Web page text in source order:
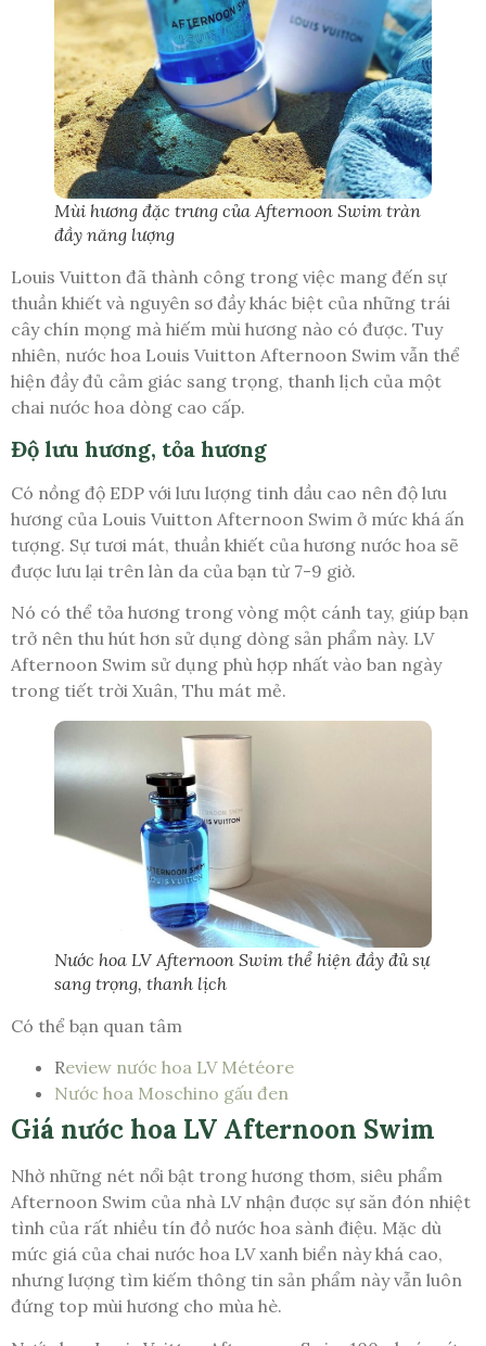
Mùi hương đặc trưng của Afternoon Swim tràn
đầy năng lượng
Louis Vuitton đã thành công trong việc mang đến sự
thuần khiết và nguyên sơ đầy khác biệt của những trái
cây chín mọng mà hiếm mùi hương nào có được. Tuy
nhiên, nước hoa Louis Vuitton Afternoon Swim vẫn thể
hiện đầy đủ cảm giác sang trọng, thanh lịch của một
chai nước hoa dòng cao cấp.
Độ lưu hương, tỏa hương
Có nồng độ EDP với lưu lượng tinh dầu cao nên độ lưu
hương của Louis Vuitton Afternoon Swim ở mức khá ấn
tượng. Sự tươi mát, thuần khiết của hương nước hoa sẽ
được lưu lại trên làn da của bạn từ 7-9 giờ.
Nó có thể tỏa hương trong vòng một cánh tay, giúp bạn
trở nên thu hút hơn sử dụng dòng sản phẩm này. LV
Afternoon Swim sử dụng phù hợp nhất vào ban ngày
trong tiết trời Xuân, Thu mát mẻ.
Nước hoa LV Afternoon Swim thể hiện đầy đủ sự
sang trọng, thanh lịch
Có thể bạn quan tâm
Review nước hoa LV Météore
Nước hoa Moschino gấu đen
Giá nước hoa LV Afternoon Swim
Nhờ những nét nổi bật trong hương thơm, siêu phẩm
Afternoon Swim của nhà LV nhận được sự săn đón nhiệt
tình của rất nhiều tín đồ nước hoa sành điệu. Mặc dù
mức giá của chai nước hoa LV xanh biển này khá cao,
nhưng lượng tìm kiếm thông tin sản phẩm này vẫn luôn
đứng top mùi hương cho mùa hè.